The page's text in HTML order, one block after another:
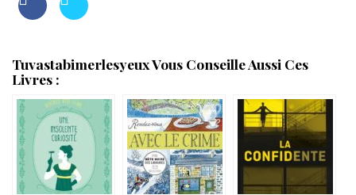
Tuvastabimerlesyeux Vous Conseille Aussi Ces
Livres :